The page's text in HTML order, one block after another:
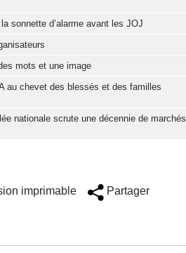
sonnette d’alarme avant les JOJ
mots et une image
au chevet des blessés et des familles
nationale scrute une décennie de marchés
imprimable Partager